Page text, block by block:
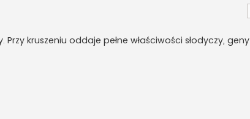
kruszeniu oddaje pełne właściwości słodyczy, geny